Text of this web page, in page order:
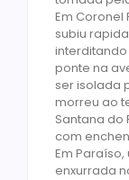
Em Coronel
subiu
ponte na
ser isolada
morreu ao
Santana do
com
Em
enxurrada